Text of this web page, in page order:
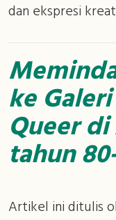
dan ekspresi
ke
Queer
tahun
Artikel ini ditulis